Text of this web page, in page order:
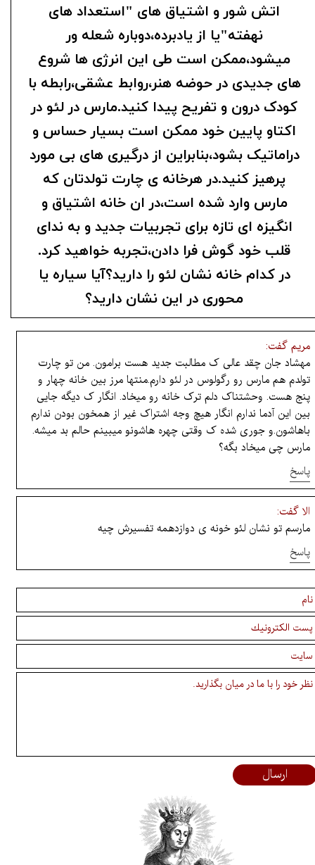
اتش شور و اشتیاق های "استعداد های
نهفته"یا از یادبرده،دوباره شعله ور
میشود،ممکن است طی این انرژی ها شروع
های جدیدی در حوضه هنر،روابط عشقی،رابطه با
کودک درون و تفریح پیدا کنید.مارس در لئو در
اکتاو پایین خود ممکن است بسیار حساس و
دراماتیک بشود،بنابراین از درگیری های بی مورد
پرهیز کنید.در هرخانه ی چارت تولدتان که
مارس وارد شده است،در ان خانه اشتیاق و
انگیزه ای تازه برای تجربیات جدید و به ندای
قلب خود گوش فرا دادن،تجربه خواهید کرد.
در کدام خانه نشان لئو را دارید؟آیا سیاره یا
محوری در این نشان دارید؟
مریم گفت:
مهشاد جان چقد عالی ک مطالبت جدید هست برامون. من تو چارت
تولدم هم مارس رو رگولوس در لئو دارم.منتها مرز بین خانه چهار و
پنج هست. وحشتناک دلم ترک خانه رو میخاد. انگار ک دیگه جایی
بین این آدما ندارم انگار هیچ وجه اشتراک غیر از همخون بودن ندارم
باهاشون.و جوری شده ک وقتی چهره هاشونو میبینم حالم بد میشه.
مارس چی میخاد بگه؟
پاسخ
الا گفت:
مارسم تو نشان لئو خونه ی دوازدهمه تفسیرش چیه
پاسخ
ارسال